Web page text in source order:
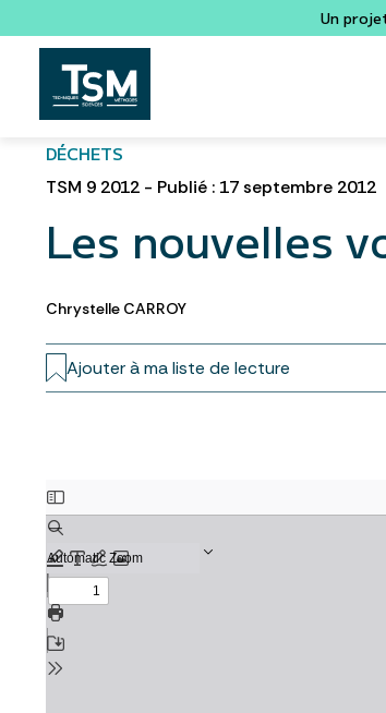
Un
DÉCHETS
TSM 9 2012 - Publié : 17 septembre 2012
Les nouvelles
Chrystelle CARROY
Ajouter à ma liste de lecture